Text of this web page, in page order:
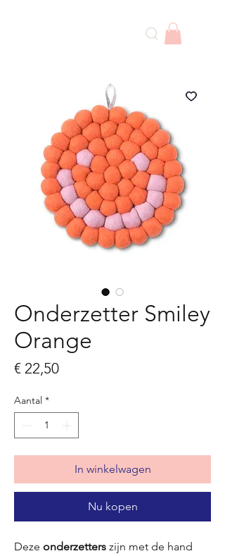
Onderzetter Smiley
Orange
€ 22,50Prijs
Aantal *
In winkelwagen
Nu kopen
Deze onderzetters zijn met de hand